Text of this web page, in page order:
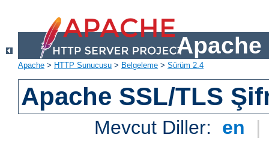
Apache
Apache > HTTP Sunucusu > Belgeleme > Sürüm 2.4
Apache SSL/TLS
Mevcut Diller: en |